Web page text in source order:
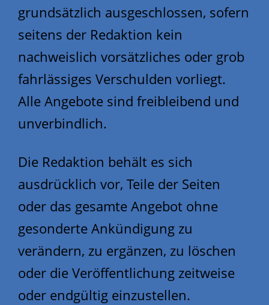
grundsätzlich ausgeschlossen, sofern
seitens der Redaktion kein
nachweislich vorsätzliches oder grob
fahrlässiges Verschulden vorliegt.
Alle Angebote sind freibleibend und
unverbindlich.
Die Redaktion behält es sich
ausdrücklich vor, Teile der Seiten
oder das gesamte Angebot ohne
gesonderte Ankündigung zu
verändern, zu ergänzen, zu löschen
oder die Veröffentlichung zeitweise
oder endgültig einzustellen.